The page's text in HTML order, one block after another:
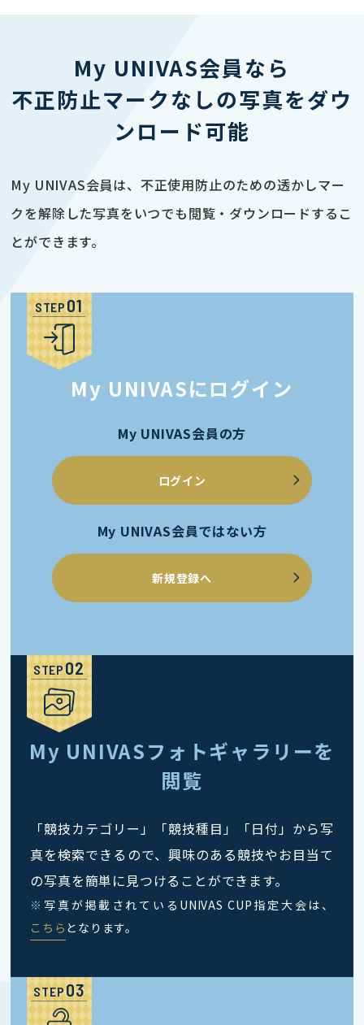
My UNIVAS会員なら
不正防止マークなしの写真をダウ
ンロード可能
My UNIVAS会員は、不正使用防止のための透かしマー
クを解除した写真をいつでも閲覧・ダウンロードするこ
とができます。
STEP
My UNIVASにログイン
My UNIVAS会員の方
ログイン
My UNIVAS会員ではない方
新規登録へ
STEP
My UNIVASフォトギャラリーを
閲覧
「競技カテゴリー」「競技種目」「日付」から写
真を検索できるので、興味のある競技やお目当て
の写真を簡単に見つけることができます。
※ 写真が掲載されているUNIVAS CUP指定大会は、
こちら となります。
STEP